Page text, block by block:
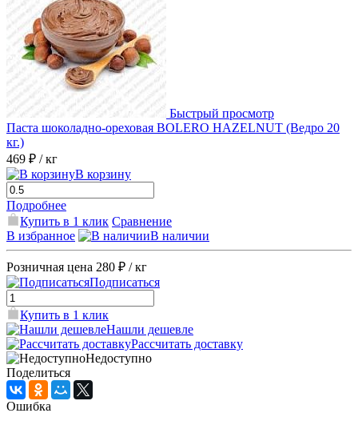
Быстрый просмотр
Паста шоколадно-ореховая BOLERO HAZELNUT (Ведро 20
кг.)
469 ₽ / кг
В корзину
Подробнее
Купить в 1 клик Сравнение
В избранное
В наличии
Розничная цена 280 ₽ / кг
Подписаться
Купить в 1 клик
Нашли дешевле
Рассчитать доставку
Недоступно
Поделиться
Ошибка